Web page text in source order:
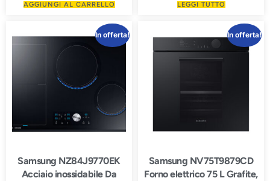
AGGIUNGI AL CARRELLO LEGGI TUTTO
In offerta!
Samsung NZ84J9770EK
Acciaio inossidabile Da
In offerta!
Samsung NV75T9879CD
Forno elettrico 75 L Grafite,